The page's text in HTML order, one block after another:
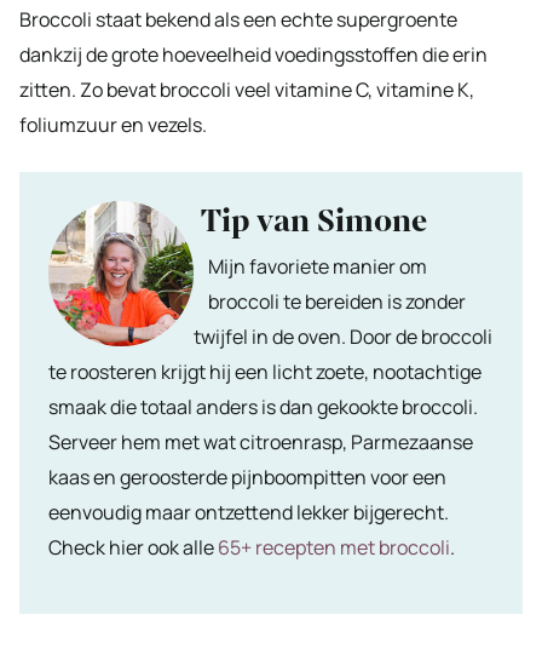
Broccoli staat bekend als een echte supergroente
dankzij de grote hoeveelheid voedingsstoffen die erin
zitten. Zo bevat broccoli veel vitamine C, vitamine K,
foliumzuur en vezels.
Tip van Simone
Mijn favoriete manier om
broccoli te bereiden is zonder
twijfel in de oven. Door de broccoli
te roosteren krijgt hij een licht zoete, nootachtige
smaak die totaal anders is dan gekookte broccoli.
Serveer hem met wat citroenrasp, Parmezaanse
kaas en geroosterde pijnboompitten voor een
eenvoudig maar ontzettend lekker bijgerecht.
Check hier ook alle65+ recepten met broccoli.